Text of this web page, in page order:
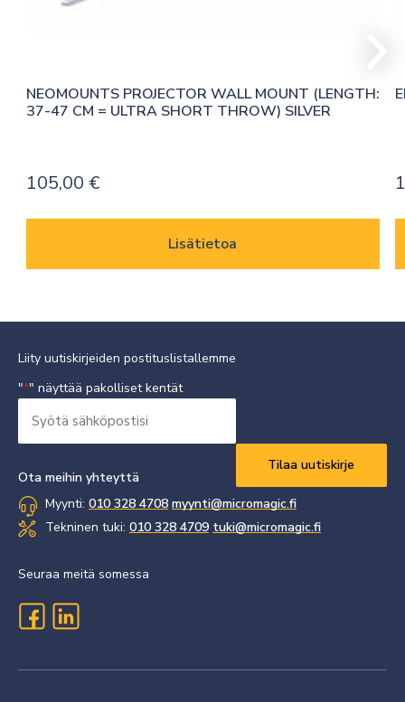
NEOMOUNTS PROJECTOR WALL MOUNT (LENGTH:
37-47 CM = ULTRA SHORT THROW) SILVER
105,00 €
Lisätietoa
Liity uutiskirjeiden postituslistallemme
"*" näyttää pakolliset kentät
sähköpostisi
Ota meihin yhteyttä
Myynti: 010 328 4708 myynti@micromagic.fi
Tekninen tuki: 010 328 4709 tuki@micromagic.fi
Seuraa meitä somessa